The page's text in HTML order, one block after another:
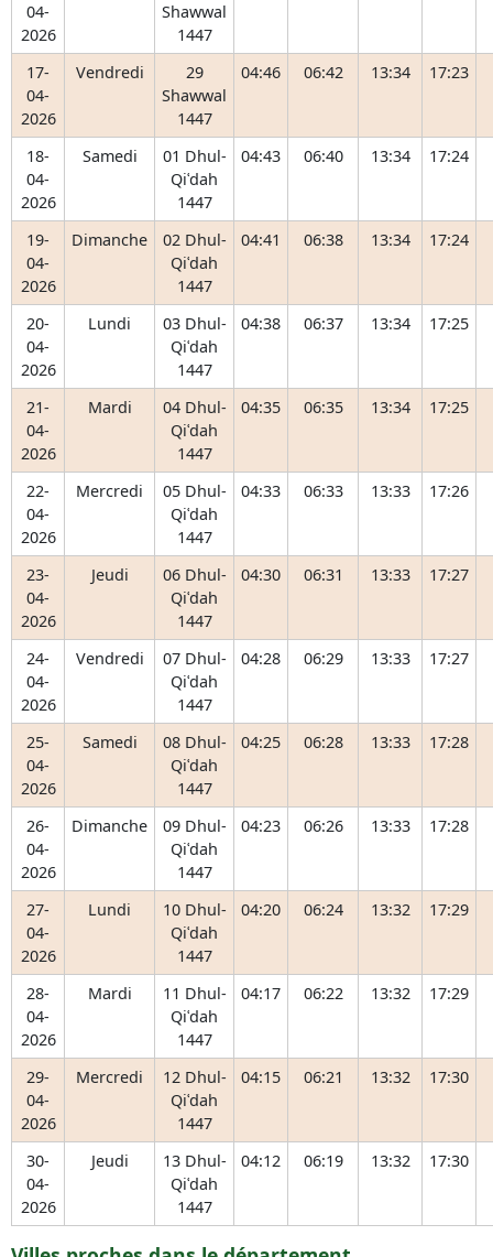
04-
2026
Shawwal
1447
17-
04-
2026
Vendredi
29
Shawwal
1447
04:46 06:42 13:34 17:23
18-
04-
2026
Samedi
01 Dhul-
Qiʿdah
1447
04:43 06:40 13:34 17:24
19-
04-
2026
Dimanche
02 Dhul-
Qiʿdah
1447
04:41 06:38 13:34 17:24
20-
04-
2026
Lundi
03 Dhul-
Qiʿdah
1447
04:38 06:37 13:34 17:25
21-
04-
2026
Mardi
04 Dhul-
Qiʿdah
1447
04:35 06:35 13:34 17:25
22-
04-
2026
Mercredi
05 Dhul-
Qiʿdah
1447
04:33 06:33 13:33 17:26
23-
04-
2026
Jeudi
06 Dhul-
Qiʿdah
1447
04:30 06:31 13:33 17:27
24-
04-
2026
Vendredi
07 Dhul-
Qiʿdah
1447
04:28 06:29 13:33 17:27
25-
04-
2026
Samedi
08 Dhul-
Qiʿdah
1447
04:25 06:28 13:33 17:28
26-
04-
2026
Dimanche
09 Dhul-
Qiʿdah
1447
04:23 06:26 13:33 17:28
27-
04-
2026
Lundi
10 Dhul-
Qiʿdah
1447
04:20 06:24 13:32 17:29
28-
04-
2026
Mardi
11 Dhul-
Qiʿdah
1447
04:17 06:22 13:32 17:29
29-
04-
2026
Mercredi
12 Dhul-
Qiʿdah
1447
04:15 06:21 13:32 17:30
30-
04-
2026
Jeudi
13 Dhul-
Qiʿdah
1447
04:12 06:19 13:32 17:30